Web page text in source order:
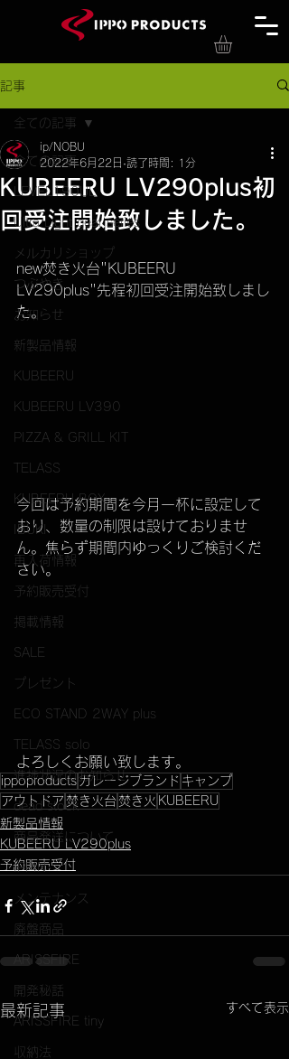
記事
全ての記事
LEVEL190UL
Ultra Light gear series
メルカリショップ
つぶやき
お知らせ
新製品情報
KUBEERU
KUBEERU LV390
PIZZA & GRILL KIT
TELASS
KUBEERU BOX
IBUKI
再入荷情報
予約販売受付
掲載情報
SALE
プレゼント
ECO STAND 2WAY plus
TELASS solo
進捗状況のお知らせ
dead stock
商品発送について
IPPIN
メンテナンス
廃盤商品
ARISSFIRE
開発秘話
ARISSFIRE tiny
収納法
全ての記事
KUBEERU LV290plus初
回受注開始致しました。
ip/NOBU
2022年6月22日 読了時間: 1分
new焚き火台"KUBEERU
LV290plus"先程初回受注開始致しまし
た。
今回は予約期間を今月一杯に設定して
おり、数量の制限は設けておりませ
ん。焦らず期間内ゆっくりご検討くだ
さい。
よろしくお願い致します。
ippoproductsガレージブランド キャンプ
アウトドア 焚き火台 焚き火 KUBEERU
新製品情報
KUBEERU LV290plus
予約販売受付
最新記事 すべて表示